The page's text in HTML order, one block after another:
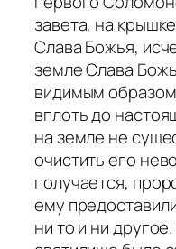
завета, на
Слава Божья,
земле Слава
видимым
вплоть до
на земле не
очистить его
получается,
ему
ни то и ни